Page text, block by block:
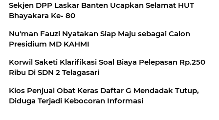
Sekjen DPP Laskar Banten Ucapkan Selamat HUT
Bhayakara Ke- 80
Nu'man Fauzi Nyatakan Siap Maju sebagai Calon
Presidium MD KAHMI
Korwil Saketi Klarifikasi Soal Biaya Pelepasan Rp.250
Ribu Di SDN 2 Telagasari
Kios Penjual Obat Keras Daftar G Mendadak Tutup,
Diduga Terjadi Kebocoran Informasi